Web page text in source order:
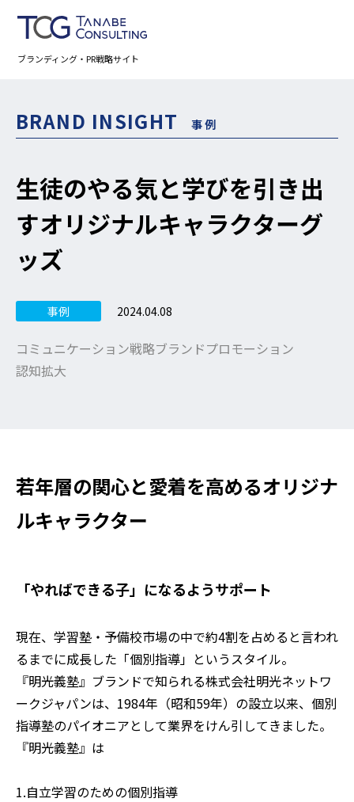
ブランディング・PR戦略サイト
BRAND INSIGHT 事例
生徒のやる気と学びを引き出
すオリジナルキャラクターグ
ッズ
事例 2024.04.08
コミュニケーション戦略ブランドプロモーション
認知拡大
若年層の関心と愛着を高めるオリジナ
ルキャラクター
「やればできる子」になるようサポート
現在、学習塾・予備校市場の中で約4割を占めると言われ
るまでに成長した「個別指導」というスタイル。
『明光義塾』ブランドで知られる株式会社明光ネットワ
ークジャパンは、1984年（昭和59年）の設立以来、個別
指導塾のパイオニアとして業界をけん引してきました。
『明光義塾』は
1.自立学習のための個別指導